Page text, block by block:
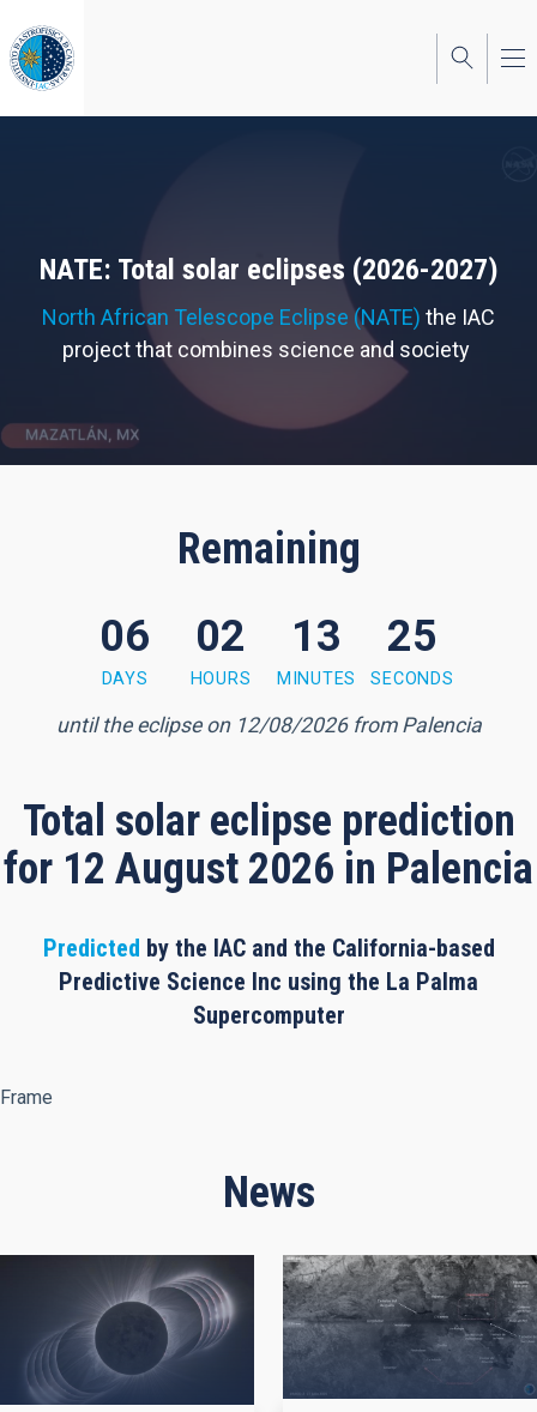
to
main
content
NATE: Total solar eclipses (2026-2027)
North African Telescope Eclipse (NATE) the IAC
project that combines science and society
Remaining
24 seconds
06
DAYS
02
HOURS
13
MINUTES
24
SECONDS
until the eclipse on 12/08/2026 from Palencia
Total solar eclipse prediction
for 12 August 2026 in Palencia
Predicted by the IAC and the California-based
Predictive Science Inc using the La Palma
Supercomputer
Frame
News